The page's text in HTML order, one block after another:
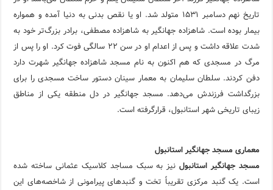
تاریخ نهم دسامبر ۱۵۳۱ متولد شد. او یا نقص بدنی به دنیا آمده و همواره
بیمار بوده است. شاهزاده جهانگیر به شاهزاده مصطفی، برادر بزرگ‌تر خود به
شدت علاقه داشت و پس از اعدام او در سن ۲۲ سالگی فوت کرد. او را پس از
مرگ در مسجدی که هم اکنون به نام مسجد شاهزاده جهانگیر شهرت دارد
دفن کردند. سلطان سلیمان به معمار سینان دستور ساخت مسجدی را برای
بزرگداشت فرزندش می‌دهد. مسجد جهانگیر در دل منطقه یکی از مناطق
زیبای تاریخی شهر استانبول، قرارگرفته است.
معماری مسجد جهانگیر استانبول
مسجد جهانگیر استانبولنیز به سبک مساجد کلاسیک عثمانی ساخته شده
است. یک گنبد مرکزی تقریباً تخت و گنبدهای پیرامونی از شاخصه‌های این